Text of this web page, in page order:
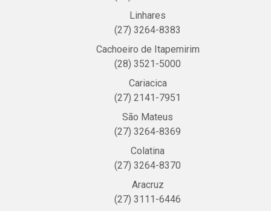
Linhares
(27) 3264-8383
Cachoeiro de Itapemirim
(28) 3521-5000
Cariacica
(27) 2141-7951
São Mateus
(27) 3264-8369
Colatina
(27) 3264-8370
Aracruz
(27) 3111-6446